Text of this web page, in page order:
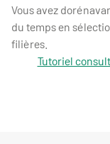
Vous avez
du temps en
filières.
Tutoriel